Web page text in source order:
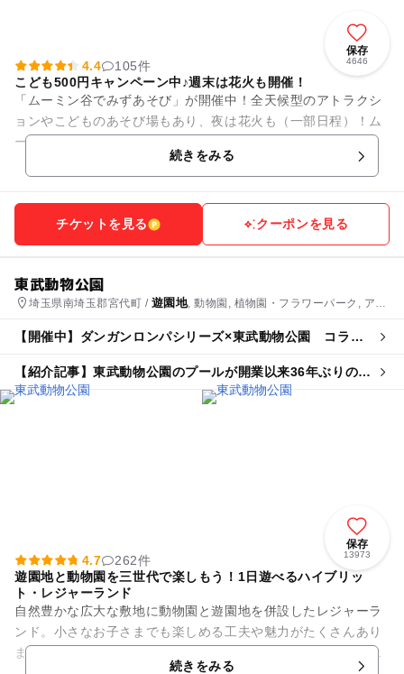
保存
4646
4.4
105件
こども500円キャンペーン中♪週末は花火も開催！
「ムーミン谷でみずあそび」が開催中！全天候型のアトラクシ
ョンやこどものあそび場もあり、夜は花火も（一部日程）！ム
ーミンバレーパークは、1日中親子で満喫できちゃうエリアが
続きをみる
チケットを見る クーポンを見る
東武動物公園
埼玉県南埼玉郡宮代町 / 遊園地, 動物園, 植物園・フラワーパーク, アス
【開催中】ダンガンロンパシリーズ×東武動物公園 コラボ
【紹介記事】東武動物公園のプールが開業以来36年ぶりの大
改修 ウォーターチャレンジとのコラボも
保存
13973
4.7
262件
遊園地と動物園を三世代で楽しもう！1日遊べるハイブリッ
ト・レジャーランド
自然豊かな広大な敷地に動物園と遊園地を併設したレジャーラ
ンド。小さなお子さまでも楽しめる工夫や魅力がたくさんあり
ます。 動物園では迫力満点のホワイトタイガーなど120種類12
続きをみる